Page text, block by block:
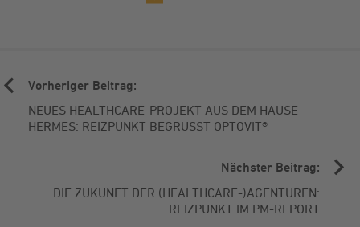
Vorheriger Beitrag:
NEUES HEALTHCARE-PROJEKT AUS DEM HAUSE
HERMES: REIZPUNKT BEGRÜSST OPTOVIT®
Nächster Beitrag:
DIE ZUKUNFT DER (HEALTHCARE-)AGENTUREN:
REIZPUNKT IM PM-REPORT